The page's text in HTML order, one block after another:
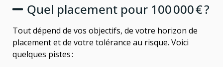
Quel placement pour 100 000 € ?
Tout dépend de vos objectifs, de votre horizon de
placement et de votre tolérance au risque. Voici
quelques pistes :